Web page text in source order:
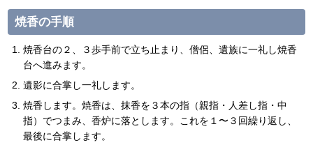
焼香の手順
焼香台の２、３歩手前で立ち止まり、僧侶、遺族に一礼し焼香
台へ進みます。
遺影に合掌し一礼します。
焼香します。焼香は、抹香を３本の指（親指・人差し指・中
指）でつまみ、香炉に落とします。これを１〜３回繰り返し、
最後に合掌します。